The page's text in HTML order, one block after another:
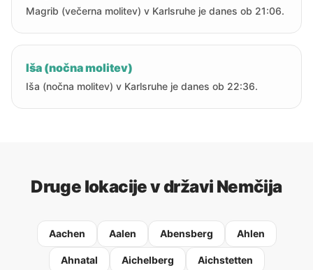
Magrib (večerna molitev) v Karlsruhe je danes ob 21:06.
Iša (nočna molitev)
Iša (nočna molitev) v Karlsruhe je danes ob 22:36.
Druge lokacije v državi Nemčija
Aachen Aalen Abensberg Ahlen
Ahnatal Aichelberg Aichstetten